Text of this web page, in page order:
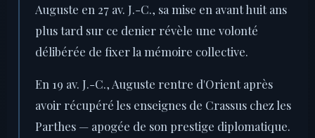
Auguste en 27 av. J.-C., sa mise en avant huit ans
plus tard sur ce denier révèle une volonté
délibérée de fixer la mémoire collective.
En 19 av. J.-C., Auguste rentre d'Orient après
avoir récupéré les enseignes de Crassus chez les
Parthes — apogée de son prestige diplomatique.